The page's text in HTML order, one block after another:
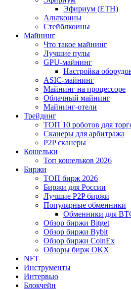
Эфириум (ETH)
Альткоины
Стейблкоины
Майнинг
Что такое майнинг
Лучшие пулы
GPU-майнинг
Настройка
ASIC-майнинг
Майнинг на процессоре
Облачный майнинг
Майнинг-отели
Трейдинг
ТОП 10 роботов для
Сканеры для арбитража
P2P сканеры
Кошельки
Топ кошельков 2026
Биржи
ТОП бирж 2026
Биржи для России
Лучшие P2P биржи
Популярные обменники
Обменники для
Обзор биржи Bitget
Обзор биржи Bybit
Обзор биржи CoinEx
Обзоры бирж OKX
NFT
Инструменты
Интервью
Блокчейн